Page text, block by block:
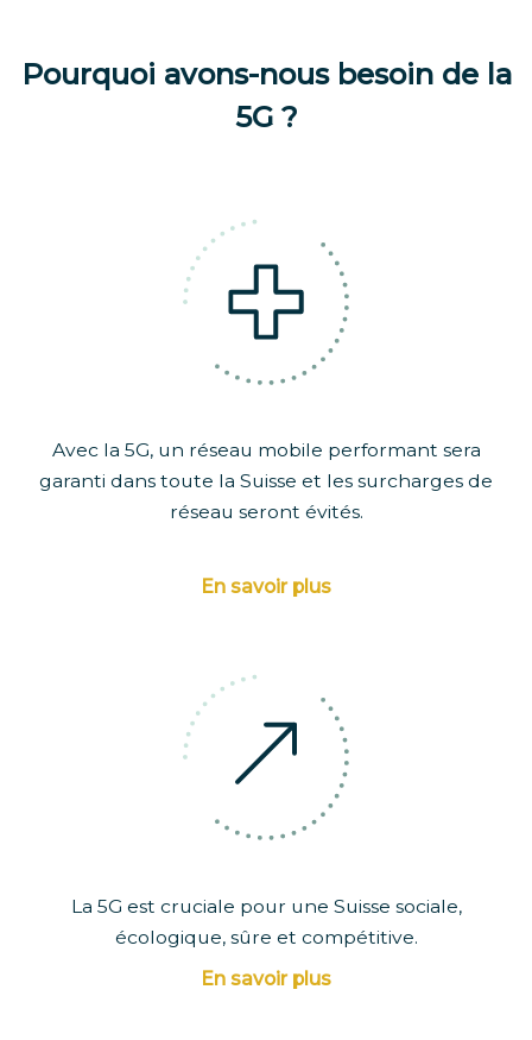
Pourquoi avons-nous besoin de la
5G ?
Avec la 5G, un réseau mobile performant sera
garanti dans toute la Suisse et les surcharges de
réseau seront évités.
En savoir plus
La 5G est cruciale pour une Suisse sociale,
écologique, sûre et compétitive.
En savoir plus